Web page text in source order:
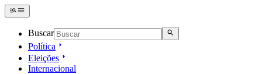
Buscar
Política
Eleições
Internacional